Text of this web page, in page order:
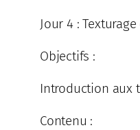
Jour 4 :
Objectifs :
Introduction aux
Contenu :